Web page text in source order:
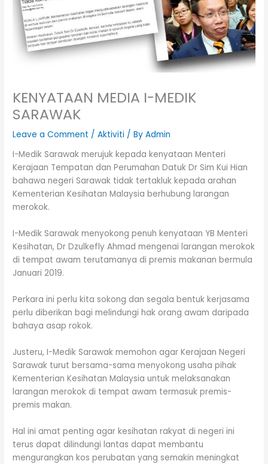
KENYATAAN MEDIA I-MEDIK
SARAWAK
Leave a Comment /Aktiviti / ByAdmin
I-Medik Sarawak merujuk kepada kenyataan Menteri
Kerajaan Tempatan dan Perumahan Datuk Dr Sim Kui Hian
bahawa negeri Sarawak tidak tertakluk kepada arahan
Kementerian Kesihatan Malaysia berhubung larangan
merokok.
I-Medik Sarawak menyokong penuh kenyataan YB Menteri
Kesihatan, Dr Dzulkefly Ahmad mengenai larangan merokok
di tempat awam terutamanya di premis makanan bermula
Januari 2019.
Perkara ini perlu kita sokong dan segala bentuk kerjasama
perlu diberikan bagi melindungi hak orang awam daripada
bahaya asap rokok.
Justeru, I-Medik Sarawak memohon agar Kerajaan Negeri
Sarawak turut bersama-sama menyokong usaha pihak
Kementerian Kesihatan Malaysia untuk melaksanakan
larangan merokok di tempat awam termasuk premis-
premis makan.
Hal ini amat penting agar kesihatan rakyat di negeri ini
terus dapat dilindungi lantas dapat membantu
mengurangkan kos perubatan yang semakin meningkat